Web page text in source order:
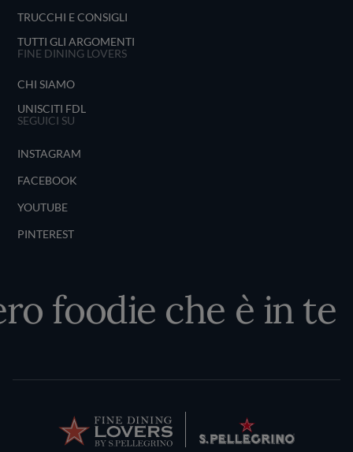
TRUCCHI E CONSIGLI
TUTTI GLI ARGOMENTI
FINE DINING LOVERS
CHI SIAMO
UNISCITI FDL
SEGUICI SU
INSTAGRAM
FACEBOOK
YOUTUBE
PINTEREST
foodie che è in te